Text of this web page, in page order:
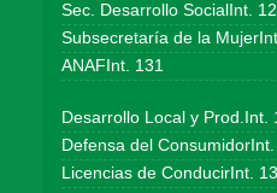
Sec. Desarrollo SocialInt.
Subsecretaría de la
ANAFInt. 131
Desarrollo Local y Prod.Int.
Defensa del
Licencias de ConducirInt.